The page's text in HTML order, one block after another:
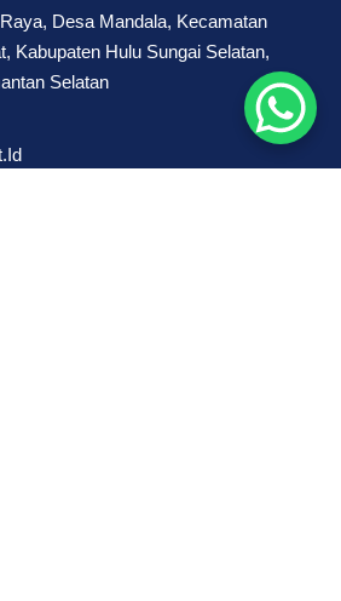
Desa Mandala, Kecamatan
Kabupaten Hulu Sungai Selatan,
Selatan